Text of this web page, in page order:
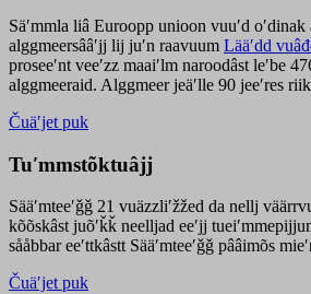
Säʹmmla liâ Euroopp unioon vuuʹd oʹdinak
alggmeersââʹjj lij juʹn raavuum Lääʹdd
proseeʹnt veeʹzz maaiʹlm naroodâst leʹbe
alggmeeraid. Alggmeer jeäʹlle 90 jeeʹres
Čuäʹjet puk
Tuʹmmstõktuâjj
Sääʹmteeʹǧǧ 21 vuäzzliʹžžed da nellj
kõõskâst juõʹǩǩ neelljad eeʹjj
sååbbar eeʹttkâstt Sääʹmteeʹǧǧ pââimõs
Čuäʹjet puk